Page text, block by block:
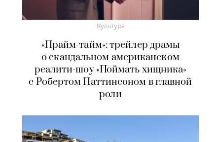
Культура
«Прайм-тайм»: трейлер драмы
о скандальном американском
реалити-шоу «Поймать хищника»
с Робертом Паттинсоном в главной
роли